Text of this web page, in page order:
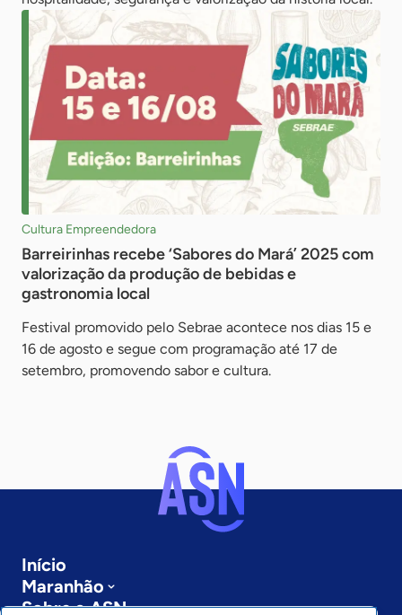
Cultura Empreendedora
Barreirinhas recebe ‘Sabores do Mará’ 2025 com
valorização da produção de bebidas e
gastronomia local
Festival promovido pelo Sebrae acontece nos dias 15 e
16 de agosto e segue com programação até 17 de
setembro, promovendo sabor e cultura.
Início
Maranhão
Sobre a ASN